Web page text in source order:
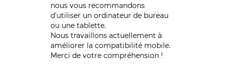
nous vous recommandons
d'utiliser un ordinateur de bureau
ou une tablette.
Nous travaillons actuellement à
améliorer la compatibilité mobile.
Merci de votre compréhension !